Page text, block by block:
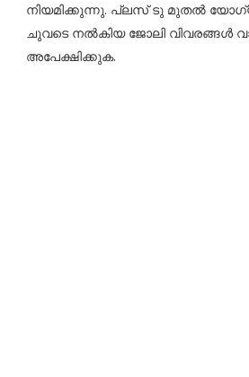
നിയമിക്കുന്നു. പ്ലസ് ടു മുതൽ
ചുവടെ നൽകിയ ജോലി വിവരങ്ങൾ
അപേക്ഷിക്കുക.